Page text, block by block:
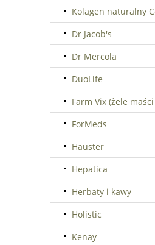
Kolagen naturalny
Dr Jacob's
Dr Mercola
DuoLife
Farm Vix (żele
ForMeds
Hauster
Hepatica
Herbaty i kawy
Holistic
Kenay